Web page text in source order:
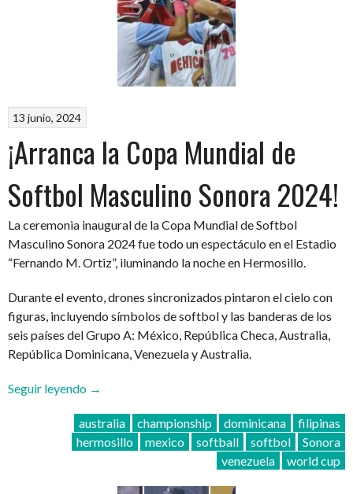
13 junio, 2024
¡Arranca la Copa Mundial de
Softbol Masculino Sonora 2024!
La ceremonia inaugural de la Copa Mundial de Softbol
Masculino Sonora 2024 fue todo un espectáculo en el Estadio
“Fernando M. Ortiz”, iluminando la noche en Hermosillo.
Durante el evento, drones sincronizados pintaron el cielo con
figuras, incluyendo símbolos de softbol y las banderas de los
seis países del Grupo A: México, República Checa, Australia,
República Dominicana, Venezuela y Australia.
Seguir leyendo
“¡Arranca
Copa
Mundial
→
australia championship dominicana
filipinas
hermosillo
mexico softball softbol
Sonora
venezuela
world cup